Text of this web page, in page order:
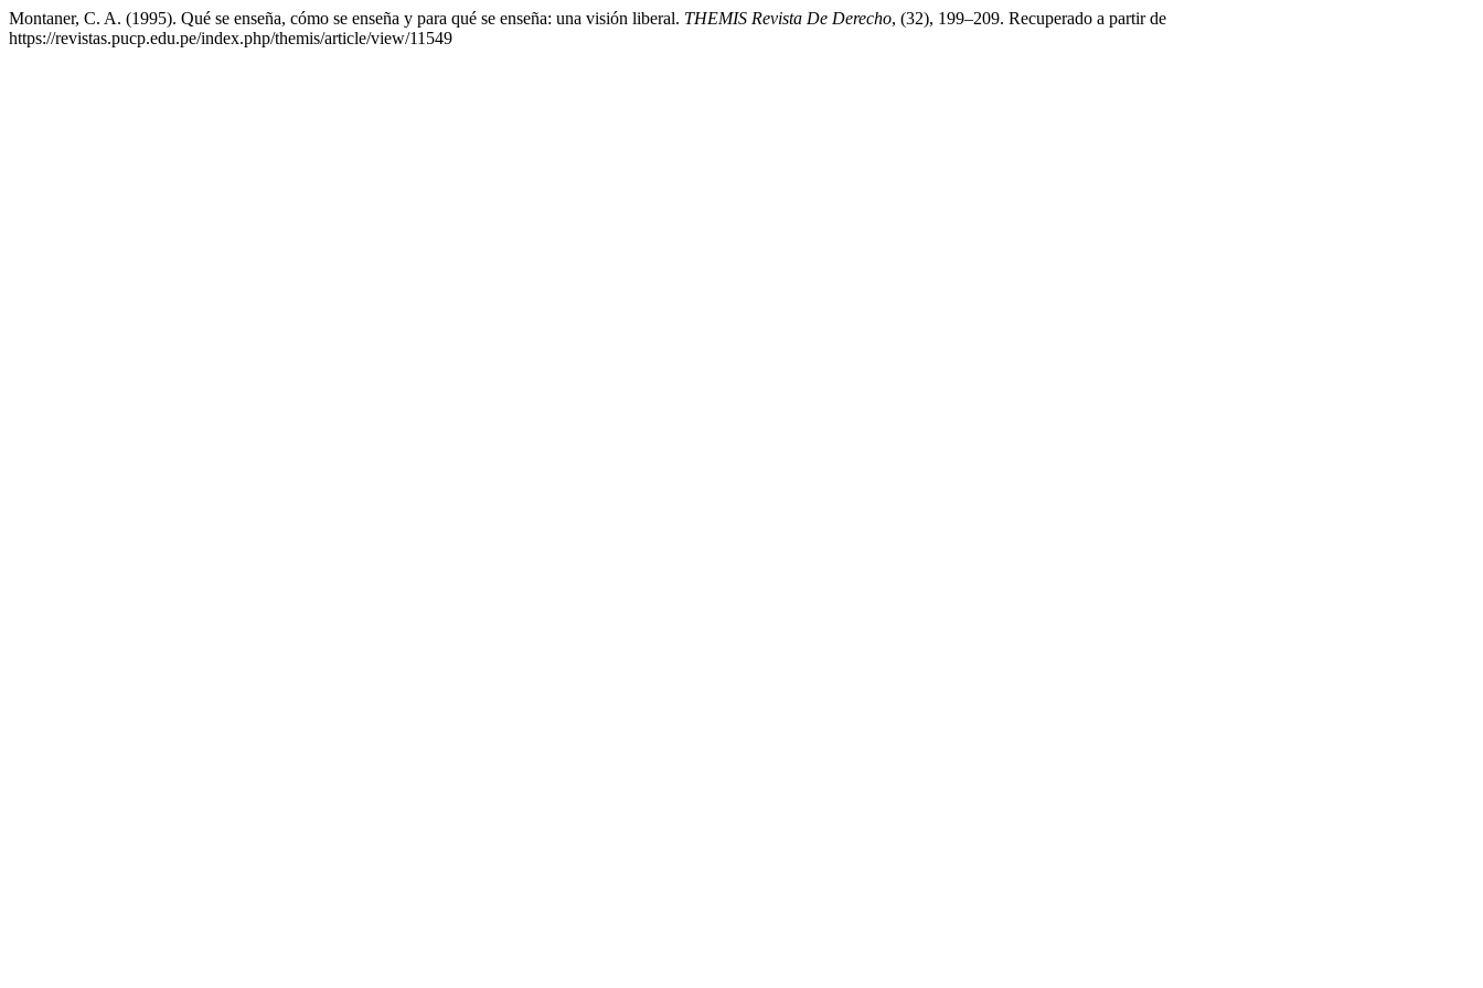
Montaner, C. A. (1995). Qué se enseña, cómo se enseña y para qué se enseña: una visión liberal. THEMIS Revista De Derecho, (32), 199–209. Recuperado a partir de
https://revistas.pucp.edu.pe/index.php/themis/article/view/11549